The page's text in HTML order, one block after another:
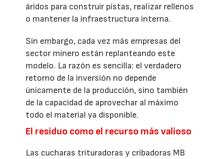
áridos para construir pistas, realizar rellenos
o mantener la infraestructura interna.
Sin embargo, cada vez más empresas del
sector minero están replanteando este
modelo. La razón es sencilla: el verdadero
retorno de la inversión no depende
únicamente de la producción, sino también
de la capacidad de aprovechar al máximo
todo el material ya disponible.
El residuo como el recurso más valioso
Las cucharas trituradoras y cribadoras MB